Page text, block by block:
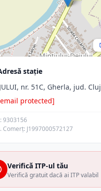
stație
nr. 51C, Gherla, jud. Cluj
protected]
9303156
Comerț: J1997000572127
Verifică ITP-ul tău
Verifică gratuit dacă ai ITP valabil